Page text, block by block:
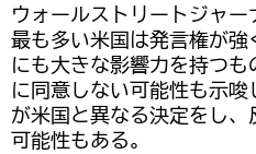
ウォールストリートジャ
最も多い米国は発言権が
にも大きな影響力を持つ
に同意しない可能性も示
が米国と異なる決定をし
可能性もある。